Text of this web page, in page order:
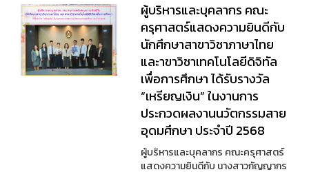
ผู้บริหารและบุคลากร คณะ
ครุศาสตร์แสดงความยินดีกับ
นักศึกษาสาขาวิชาภาษาไทย
และาขาวิชาเทคโนโลยีดิจิทัล
เพื่อการศึกษา ได้รับรางวัล
“เหรียญเงิน” ในงานการ
ประกวดผลงานนวัตกรรมสาย
อุดมศึกษา ประจำปี 2568
ผู้บริหารและบุคลากร คณะครุศาสตร์
แสดงความยินดีกับ นางสาวกัญญากร